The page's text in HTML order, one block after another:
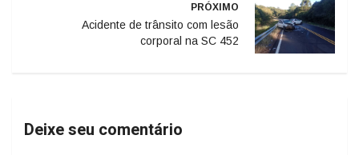
PRÓXIMO
Acidente de trânsito com lesão
corporal na SC 452
Deixe seu comentário